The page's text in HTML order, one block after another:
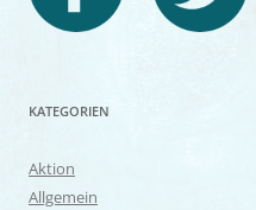
KATEGORIEN
Aktion
Allgemein